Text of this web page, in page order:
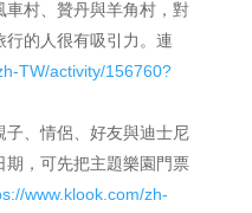
村、贊丹與羊角村，對
的人很有吸引力。連
TW/activity/156760?
子、情侶、好友與迪士尼
，可先把主題樂園門票
www.klook.com/zh-